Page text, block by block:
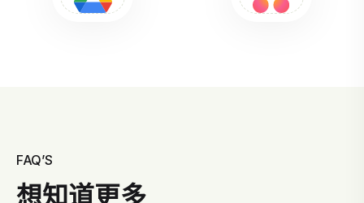
FAQ’S
想知道更多